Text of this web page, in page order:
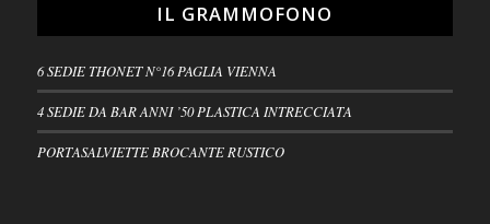
IL GRAMMOFONO
6 SEDIE THONET N°16 PAGLIA VIENNA
4 SEDIE DA BAR ANNI ’50 PLASTICA INTRECCIATA
PORTASALVIETTE BROCANTE RUSTICO